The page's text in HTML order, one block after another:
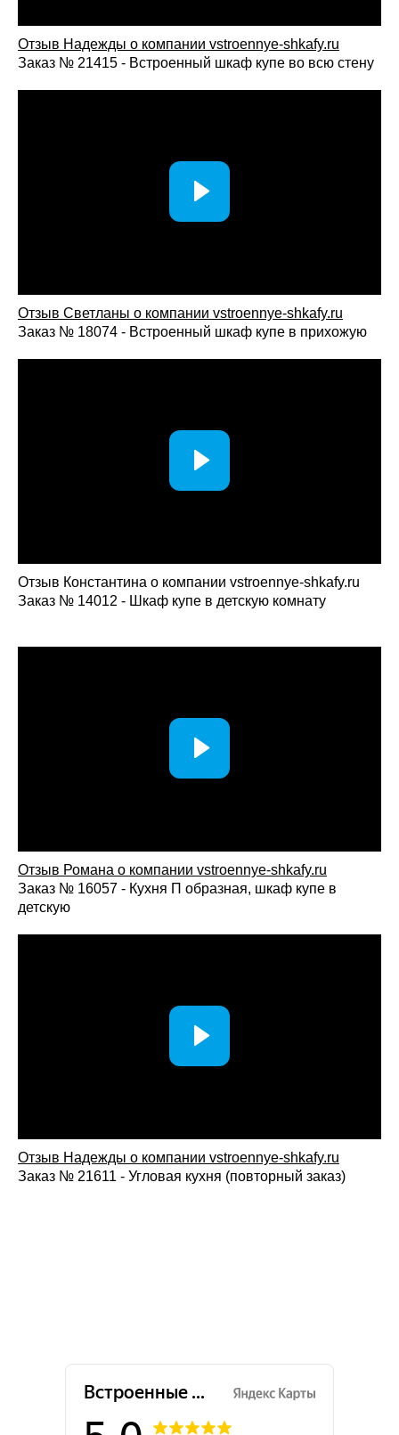
Отзыв Надежды о компании vstroennye-shkafy.ru
Заказ № 21415 - Встроенный шкаф купе во всю стену
Отзыв Светланы о компании vstroennye-shkafy.ru
Заказ № 18074 - Встроенный шкаф купе в прихожую
Отзыв Константина о компании vstroennye-shkafy.ru
Заказ № 14012 - Шкаф купе в детскую комнату
Отзыв Романа о компании vstroennye-shkafy.ru
Заказ № 16057 - Кухня П образная, шкаф купе в
детскую
Отзыв Надежды о компании vstroennye-shkafy.ru
Заказ № 21611 - Угловая кухня (повторный заказ)